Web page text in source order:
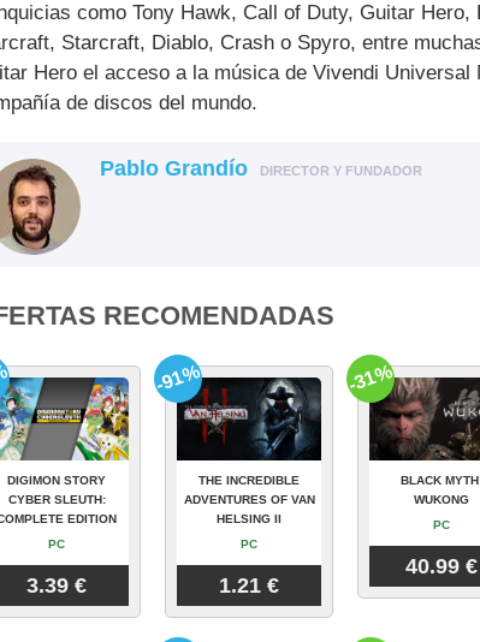
como Tony Hawk, Call of Duty, Guitar Hero,
Starcraft, Diablo, Crash o Spyro, entre
Hero el acceso a la música de Vivendi Universal
de discos del mundo.
Pablo Grandío DIRECTOR Y FUNDADOR
RECOMENDADAS
DIGIMON STORY
CYBER SLEUTH:
EDITION
PC
3.39 €
THE INCREDIBLE
ADVENTURES OF VAN
HELSING II
PC
1.21 €
-91%
BLACK
WUKONG
PC
40.99 €
-31%